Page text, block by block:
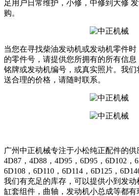
足用户日常维护，小修，中修到大修
购。
当您在寻找柴油发动机或发动机零件
的零件号，请提供您所拥有的所有信
铭牌或发动机编号，或真实照片。我
送合理的价格，请随时联系。
广州中正机械专注于小松纯正配件的供
4D87，4D88，4D95，6D95，6D102，
6D108，6D110，6D114，6D125，
我们有充足的库存，可以提供小到发动
缸套组件，曲轴，发动机小总成等都